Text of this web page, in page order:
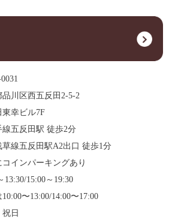
品川区西五反田2-5-2
東幸ビル7F
線五反田駅 徒歩2分
草線五反田駅A2出口 徒歩1分
コインパーキングあり
13:30/15:00～19:30
〜13:00/14:00〜17:00
祝日